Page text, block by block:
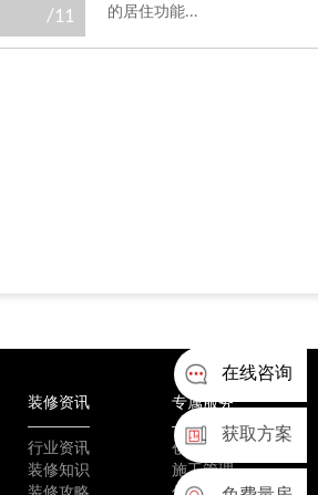
在线咨询
获取方案
/11
的居住功能...
装修资讯
行业资讯
装修知识
专属服务
创新工艺
施工管理